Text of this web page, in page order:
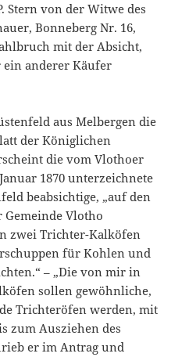
Stern von der Witwe des
Bonneberg Nr. 16,
mit der Absicht,
ein anderer Käufer
aus Melbergen die
der Königlichen
die vom Vlothoer
1870 unterzeichnete
beabsichtige, „auf den
Vlotho
zwei Trichter-Kalköfen
für Kohlen und
– „Die von mir in
sollen gewöhnliche,
Trichteröfen werden, mit
zum Ausziehen des
er im Antrag und